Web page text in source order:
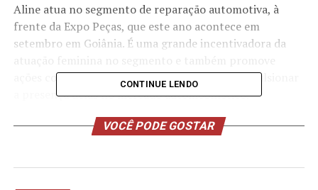
Aline atua no segmento de reparação automotiva, à
frente da Expo Peças, que este ano acontece em
setembro em Goiânia. É uma grande incentivadora da
ações com as representantes do setor para impulsionar
a presença delas no mercado automobilístico.
TÓPICOS RELACIONADOS
Mercado da reparação automotiva tem grande desafio
CONTINUE LENDO
VOCÊ PODE GOSTAR